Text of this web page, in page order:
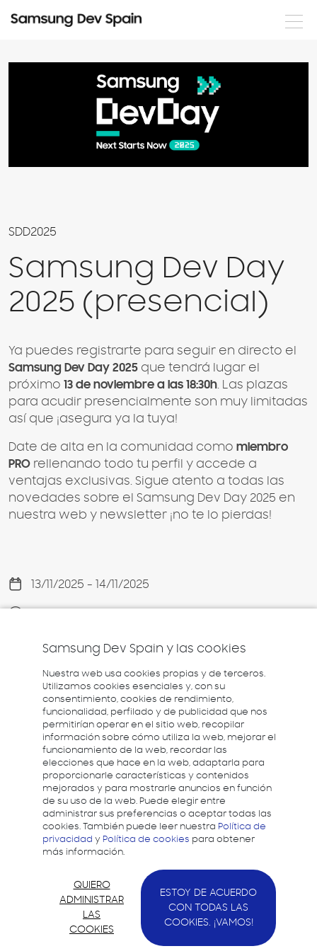
Servicios
Login
SDD2025
Samsung Dev Day
2025 (presencial)
Ya puedes registrarte para seguir en directo el
Samsung Dev Day 2025 que tendrá lugar el
próximo 13 de noviembre a las 18:30h . Las plazas
para acudir presencialmente son muy limitadas
así que ¡asegura ya la tuya!
Date de alta en la comunidad como miembro
PRO rellenando todo tu perfil y accede a
ventajas exclusivas. Sigue atento a todas las
novedades sobre el Samsung Dev Day 2025 en
nuestra web y newsletter ¡no te lo pierdas!
13/11/2025 - 14/11/2025
Madrid - Madrid
Presencial
Samsung Dev Spain y las cookies
Nuestra web usa cookies propias y de terceros.
Utilizamos cookies esenciales y, con su
consentimiento, cookies de rendimiento,
funcionalidad, perfilado y de publicidad que nos
permitirían operar en el sitio web, recopilar
información sobre cómo utiliza la web, mejorar el
funcionamiento de la web, recordar las
elecciones que hace en la web, adaptarla para
proporcionarle características y contenidos
mejorados y para mostrarle anuncios en función
de su uso de la web. Puede elegir entre
administrar sus preferencias o aceptar todas las
cookies. También puede leer nuestra Política de
privacidad y Política de cookies para obtener
más información.
QUIERO
ADMINISTRAR
LAS
COOKIES
ESTOY DE ACUERDO
CON TODAS LAS
COOKIES. ¡VAMOS!